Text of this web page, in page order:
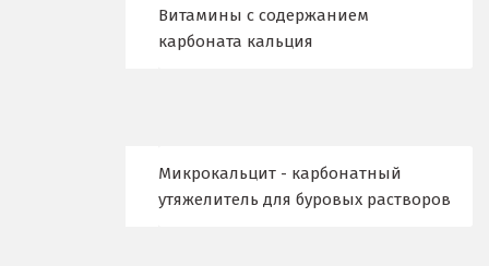
Верхняя Пышма
Витамины с содержанием
карбоната кальция
Микрокальцит - карбонатный
утяжелитель для буровых растворов